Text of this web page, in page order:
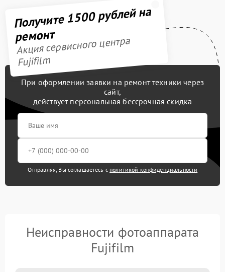
Получите 1500 рублей на
ремонт
Акция сервисного центра
Fujifilm
При оформлении заявки на ремонт техники через
сайт,
действует персональная бессрочная скидка
Отправляя, Вы соглашаетесь с политикой конфиденциальности
Неисправности фотоаппарата
Fujifilm